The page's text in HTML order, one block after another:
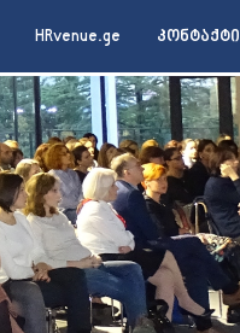
HRvenue.ge კონტაქტი